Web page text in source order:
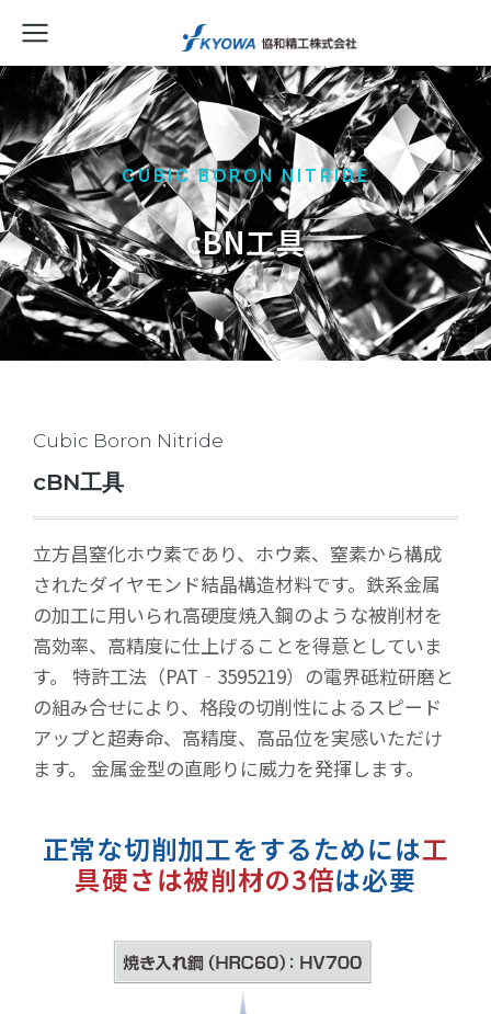
CUBIC BORON NITRIDE
cBN工具
Cubic Boron Nitride
cBN工具
立方昌窒化ホウ素であり、ホウ素、窒素から構成
されたダイヤモンド結晶構造材料です。鉄系金属
の加工に用いられ高硬度焼入鋼のような被削材を
高効率、高精度に仕上げることを得意としていま
す。 特許工法（PAT‐3595219）の電界砥粒研磨と
の組み合せにより、格段の切削性によるスピード
アップと超寿命、高精度、高品位を実感いただけ
ます。 金属金型の直彫りに威力を発揮します。
正常な切削加工をするためには工
具硬さは被削材の3倍は必要